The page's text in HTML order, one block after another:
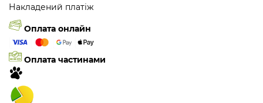
Накладений платіж
Оплата онлайн
Оплата частинами